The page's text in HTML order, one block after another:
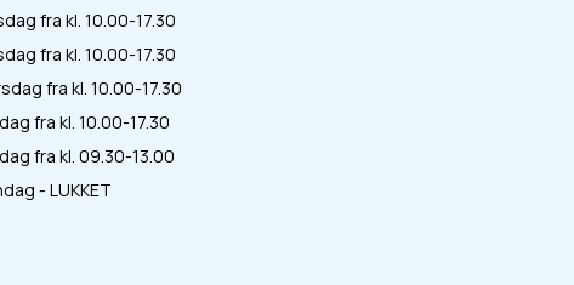
fra kl. 10.00-17.30
fra kl. 10.00-17.30
fra kl. 10.00-17.30
fra kl. 10.00-17.30
fra kl. 09.30-13.00
- LUKKET